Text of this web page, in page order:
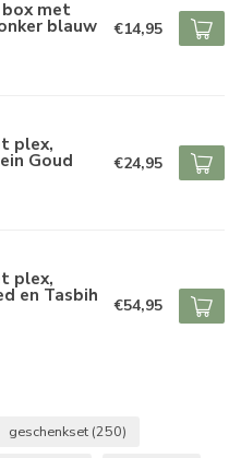
box met
blauw €14,95
plex,
Goud €24,95
plex,
en Tasbih €54,95
geschenkset (250)